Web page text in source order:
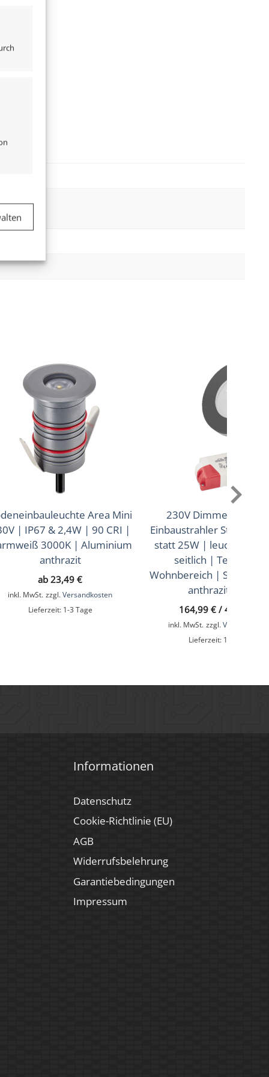
aktiv
Area Mini
| IP67 & 2,4W | 90 CRI |
3000K | Aluminium
anthrazit
ab 23,49 €
inkl. MwSt. zzgl. Versandkosten
Lieferzeit: 1-3 Tage
230V Dimmer-Set
Einbaustrahler StarLED |
statt 25W | leuchtet
seitlich | Terrasse &
Wohnbereich | Sonne &
anthrazit IP44
164,99 € / 499,99
inkl. MwSt. zzgl.
Lieferzeit: 1-3 Tage
Informationen
Datenschutz
Cookie-Richtlinie (EU)
AGB
Widerrufsbelehrung
Garantiebedingungen
Impressum